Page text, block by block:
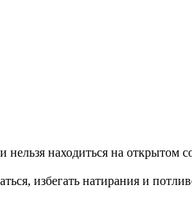
нельзя находиться на открытом
избегать натирания и